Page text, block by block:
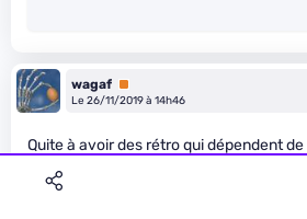
wagaf Premium
Le 26/11/2019 à 14h46
Quite à avoir des rétro qui dépendent
divers, autant avoir des caméras..